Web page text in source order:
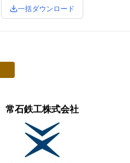
一括ダウンロード
常石鉄工株式会社